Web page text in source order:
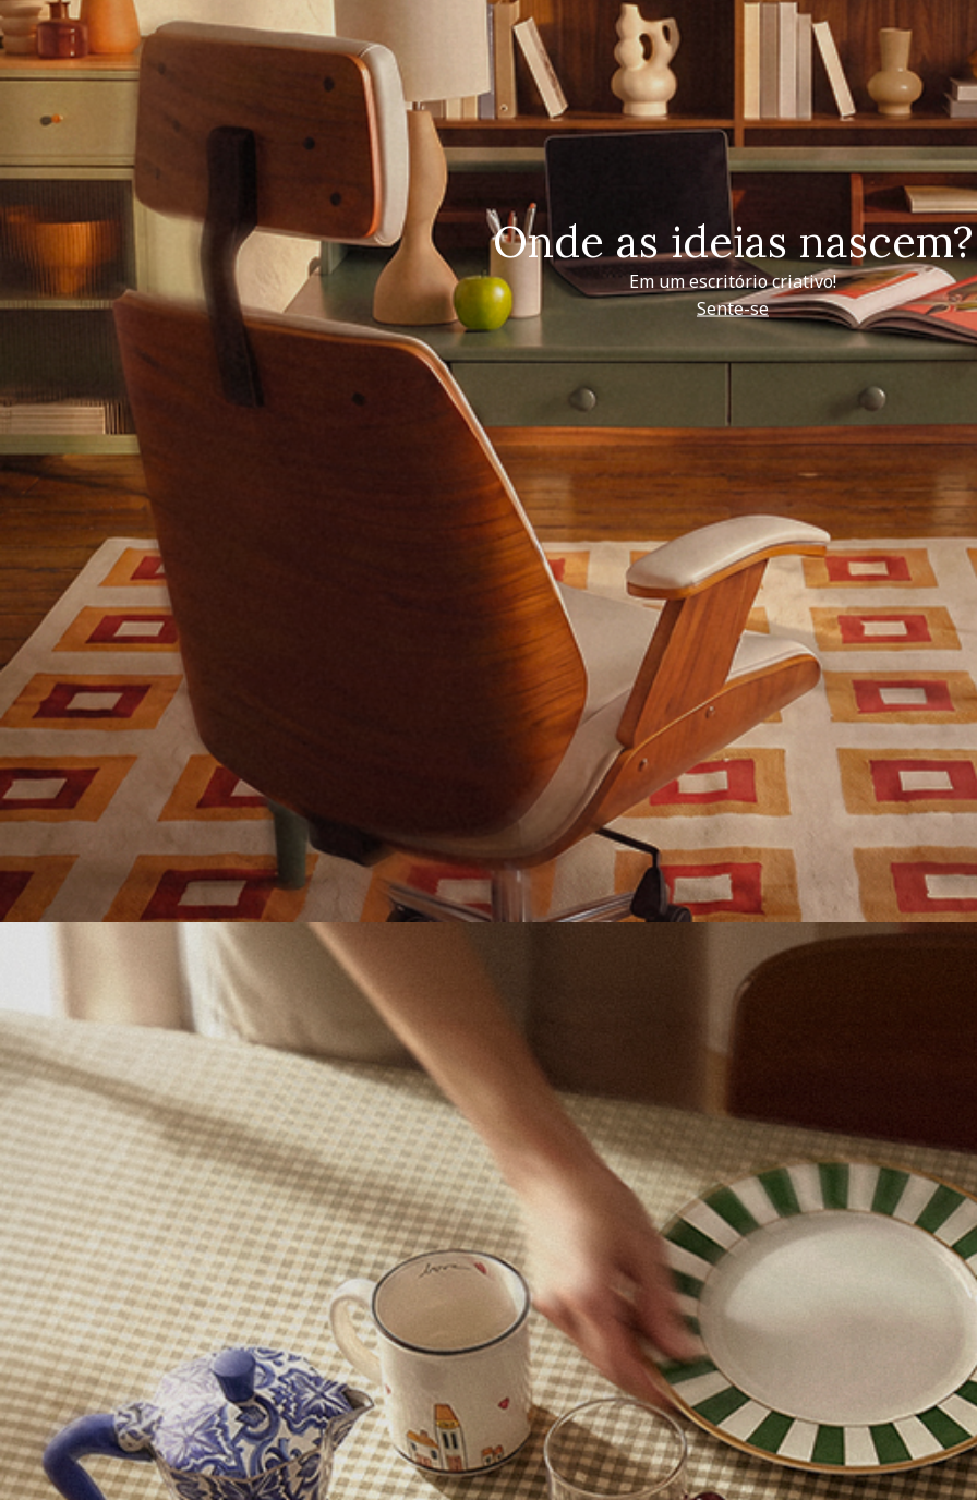
Onde as ideias nascem?
Em um escritório criativo!
Sente-se